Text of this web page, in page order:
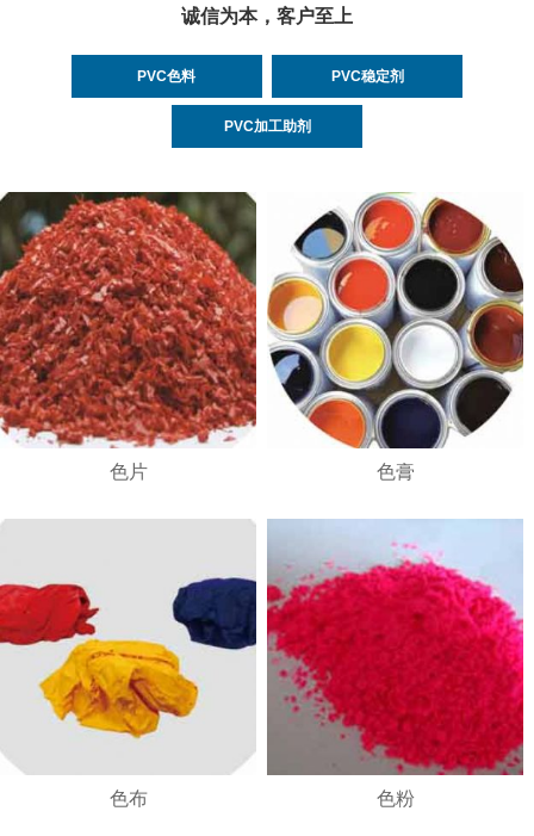
2 3 4
诚信为本，客户至上
PVC色料 PVC稳定剂
PVC加工助剂
色片 色膏
色布 色粉